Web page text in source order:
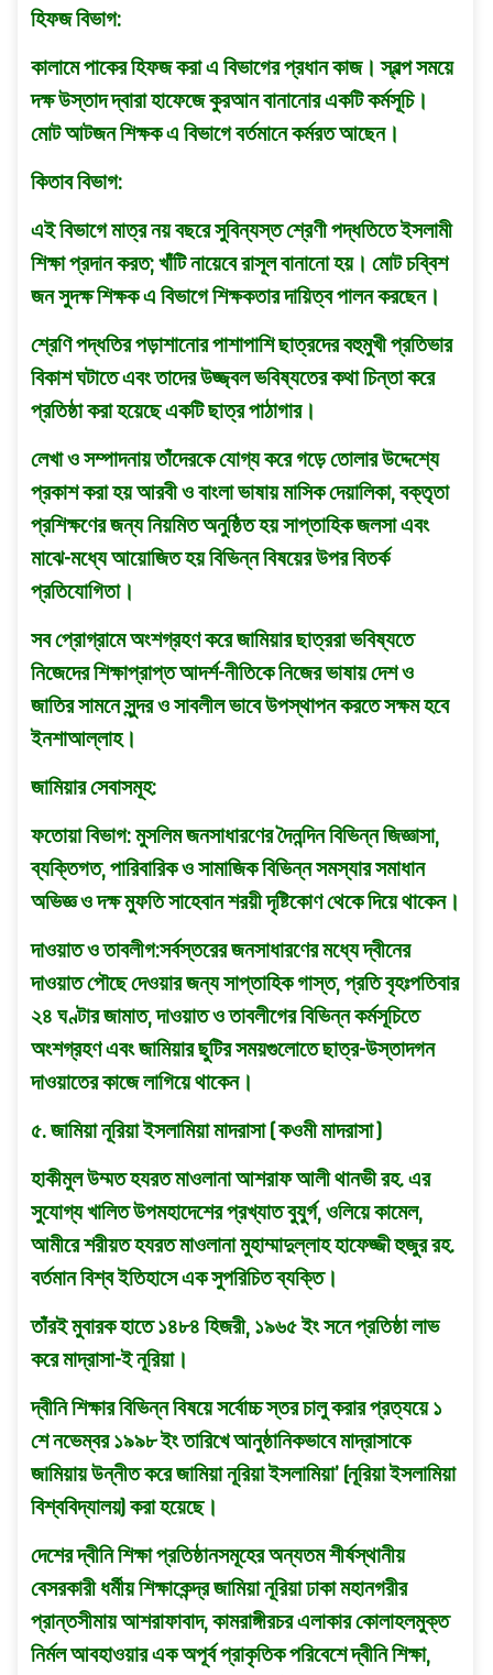
হিফজ বিভাগ:
কালামে পাকের হিফজ করা এ বিভাগের প্রধান কাজ। স্বল্প সময়ে
দক্ষ উস্তাদ দ্বারা হাফেজে কুরআন বানানাের একটি কর্মসূচি।
মােট আটজন শিক্ষক এ বিভাগে বর্তমানে কর্মরত আছেন।
কিতাব বিভাগ:
এই বিভাগে মাত্র নয় বছরে সুবিন্যস্ত শ্রেণী পদ্ধতিতে ইসলামী
শিক্ষা প্রদান করত; খাঁটি নায়েবে রাসূল বানানাে হয়। মােট চব্বিশ
জন সুদক্ষ শিক্ষক এ বিভাগে শিক্ষকতার দায়িত্ব পালন করছেন।
শ্রেণি পদ্ধতির পড়াশানাের পাশাপাশি ছাত্রদের বহুমুখী প্রতিভার
বিকাশ ঘটাতে এবং তাদের উজ্জ্বল ভবিষ্যতের কথা চিন্তা করে
প্রতিষ্ঠা করা হয়েছে একটি ছাত্র পাঠাগার।
লেখা ও সম্পাদনায় তাঁদেরকে যােগ্য করে গড়ে তােলার উদ্দেশ্যে
প্রকাশ করা হয় আরবী ও বাংলা ভাষায় মাসিক দেয়ালিকা, বক্তৃতা
প্রশিক্ষণের জন্য নিয়মিত অনুষ্ঠিত হয় সাপ্তাহিক জলসা এবং
মাঝে-মধ্যে আয়ােজিত হয় বিভিন্ন বিষয়ের উপর বিতর্ক
প্রতিযােগিতা।
সব প্রোগ্রামে অংশগ্রহণ করে জামিয়ার ছাত্ররা ভবিষ্যতে
নিজেদের শিক্ষাপ্রাপ্ত আদর্শ-নীতিকে নিজের ভাষায় দেশ ও
জাতির সামনে সুন্দর ও সাবলীল ভাবে উপস্থাপন করতে সক্ষম হবে
ইনশাআল্লাহ।
জামিয়ার সেবাসমূহ:
ফতােয়া বিভাগ: মুসলিম জনসাধারণের দৈনন্দিন বিভিন্ন জিজ্ঞাসা,
ব্যক্তিগত, পারিবারিক ও সামাজিক বিভিন্ন সমস্যার সমাধান
অভিজ্ঞ ও দক্ষ মুফতি সাহেবান শরয়ী দৃষ্টিকোণ থেকে দিয়ে থাকেন।
দাওয়াত ও তাবলীগ:সর্বস্তরের জনসাধারণের মধ্যে দ্বীনের
দাওয়াত পৌছে দেওয়ার জন্য সাপ্তাহিক গাস্ত, প্রতি বৃহঃপতিবার
২৪ ঘণ্টার জামাত, দাওয়াত ও তাবলীগের বিভিন্ন কর্মসূচিতে
অংশগ্রহণ এবং জামিয়ার ছুটির সময়গুলােতে ছাত্র-উস্তাদগন
দাওয়াতের কাজে লাগিয়ে থাকেন।
৫. জামিয়া নূরিয়া ইসলামিয়া মাদরাসা ( কওমী মাদরাসা )
হাকীমুল উম্মত হযরত মাওলানা আশরাফ আলী থানভী রহ. এর
সুযােগ্য খালিত উপমহাদেশের প্রখ্যাত বুযুর্গ, ওলিয়ে কামেল,
আমীরে শরীয়ত হযরত মাওলানা মুহাম্মাদুল্লাহ হাফেজ্জী হুজুর রহ.
বর্তমান বিশ্ব ইতিহাসে এক সুপরিচিত ব্যক্তি।
তাঁরই মুবারক হাতে ১৪৮৪ হিজরী, ১৯৬৫ ইং সনে প্রতিষ্ঠা লাভ
করে মাদ্রাসা-ই নূরিয়া।
দ্বীনি শিক্ষার বিভিন্ন বিষয়ে সর্বোচ্চ স্তর চালু করার প্রত্যয়ে ১
শে নভেম্বর ১৯৯৮ ইং তারিখে আনুষ্ঠানিকভাবে মাদ্রাসাকে
জামিয়ায় উন্নীত করে জামিয়া নূরিয়া ইসলামিয়া’ (নূরিয়া ইসলামিয়া
বিশ্ববিদ্যালয়) করা হয়েছে।
দেশের দ্বীনি শিক্ষা প্রতিষ্ঠানসমূহের অন্যতম শীর্ষস্থানীয়
বেসরকারী ধর্মীয় শিক্ষাকেন্দ্র জামিয়া নূরিয়া ঢাকা মহানগরীর
প্রান্তসীমায় আশরাফাবাদ, কামরাঙ্গীরচর এলাকার কোলাহলমুক্ত
নির্মল আবহাওয়ার এক অপূর্ব প্রাকৃতিক পরিবেশে দ্বীনি শিক্ষা,